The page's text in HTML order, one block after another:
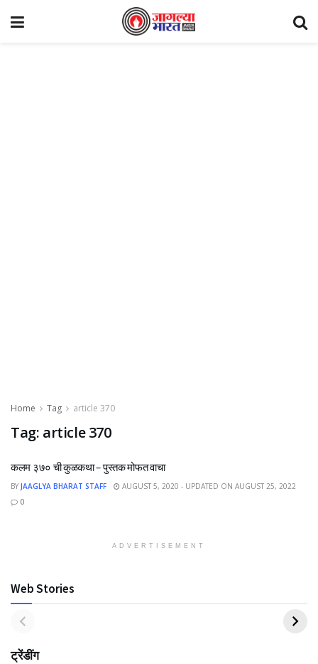
Home Tag article 370
Tag: article 370
कलम ३७० ची कुळकथा – पुस्तक मोफत वाचा
BY JAAGLYA BHARAT STAFF
AUGUST 5, 2020 - UPDATED ON AUGUST 25, 2022
0
ADVERTISEMENT
Web Stories
ट्रेंडींग